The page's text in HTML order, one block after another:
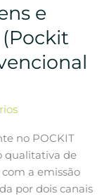
e
no POCKIT
qualitativa de
a emissão
por dois canais